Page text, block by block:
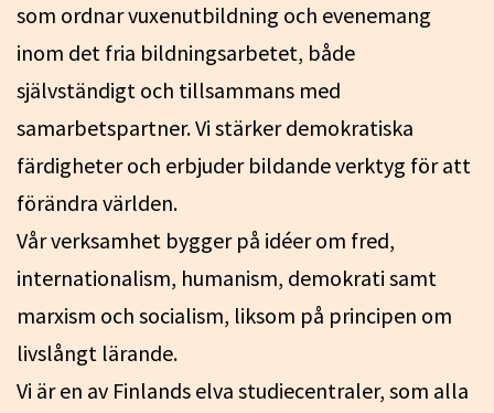
som ordnar vuxenutbildning och evenemang
inom det fria bildningsarbetet, både
självständigt och tillsammans med
samarbetspartner. Vi stärker demokratiska
färdigheter och erbjuder bildande verktyg för att
förändra världen.
Vår verksamhet bygger på idéer om fred,
internationalism, humanism, demokrati samt
marxism och socialism, liksom på principen om
livslångt lärande.
Vi är en av Finlands elva studiecentraler, som alla